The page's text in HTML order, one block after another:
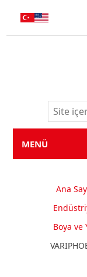
MENÜ
Ana
Boya ve